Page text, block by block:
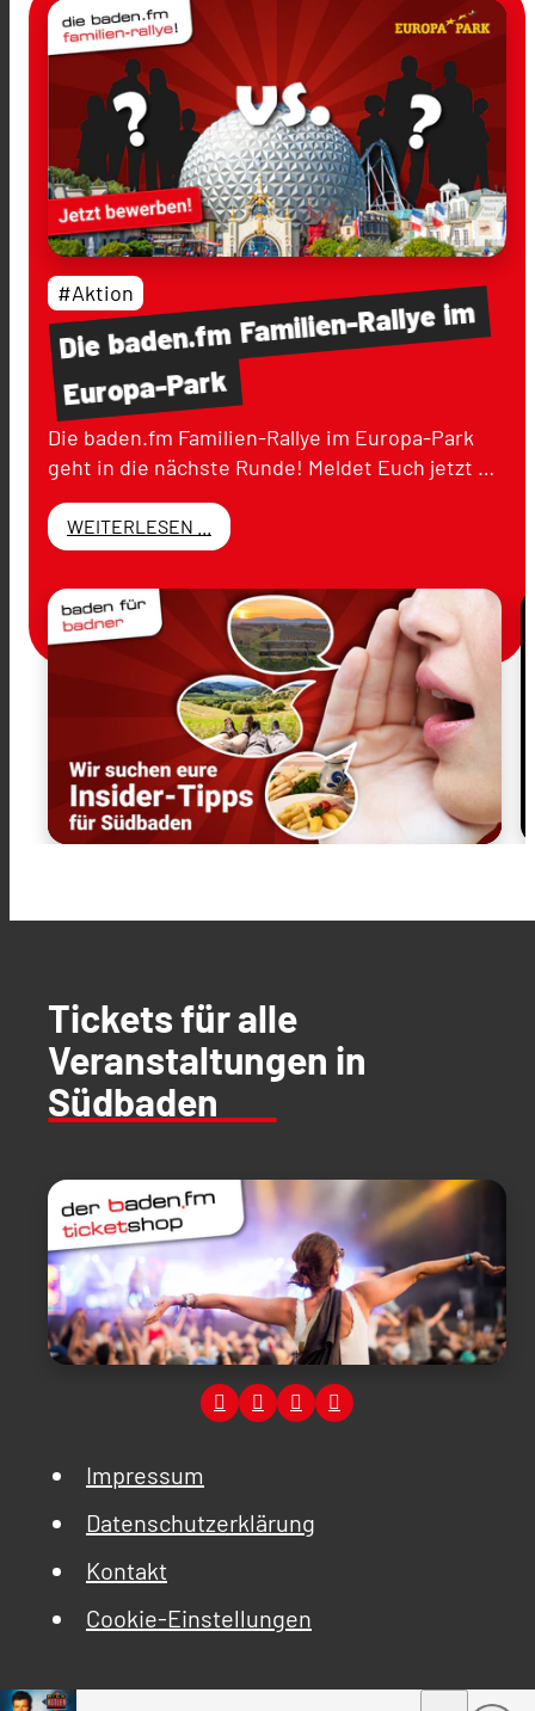
Diebaden.fmFamilien-Rallyeim
Europa-Park
#Aktion
Die baden.fm Familien-Rallye im Europa-Park
geht in die nächste Runde! Meldet Euch jetzt …
WEITERLESEN ...
Tickets für alle
Veranstaltungen in
Südbaden
Impressum
Datenschutzerklärung
Kontakt
Cookie-Einstellungen